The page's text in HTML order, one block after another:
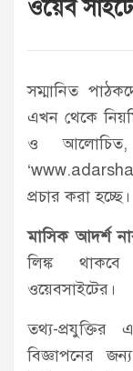
ওয়েব
সম্মানিত
এখন থেকে
ও আলোচিত,
প্রচার করা হচ্ছে।
মাসিক আদর্শ
লিঙ্ক থাকবে
ওয়েবসাইটের।
তথ্য-
বিজ্ঞাপনের